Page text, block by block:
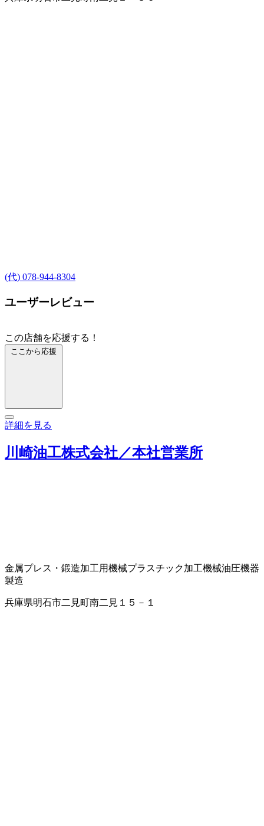
(代) 078-944-8304
ユーザーレビュー
この店舗を応援する！
ここから応援
詳細を見る
川崎油工株式会社／本社営業所
金属プレス・鍛造加工用機械プラスチック加工機械油圧機器
製造
兵庫県明石市二見町南二見１５－１